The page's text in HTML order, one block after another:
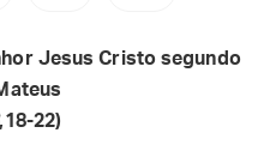
Jesus Cristo segundo
,18-22)